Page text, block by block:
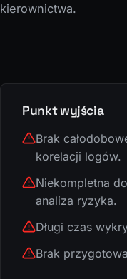
kierownictwa.
Punkt wyjścia
Brak
korelacji logów.
Niekompletna
analiza ryzyka.
Długi czas
Brak